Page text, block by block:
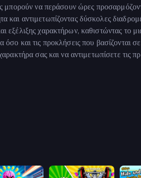
μπορούν να περάσουν ώρες
και αντιμετωπίζοντας δύσκολες
χαρακτήρων, καθιστώντας το
και τις προκλήσεις που βασίζονται σε
σας και να αντιμετωπίσετε τις